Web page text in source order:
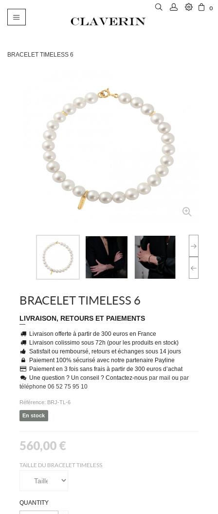
0
Basculer
BRACELET TIMELESS 6
BRACELET TIMELESS 6
LIVRAISON, RETOURS ET PAIEMENTS
Livraison offerte à partir de 300 euros en France
Livraison colissimo sous 72h (pour les produits en stock)
Satisfait ou remboursé, retours et échanges sous 14 jours
Paiement 100% sécurisé avec notre partenaire Payline
Paiement en 3 fois sans frais à partir de 300 euros d’achat
Une question ? Un conseil ? Contactez-nous par mail ou par
téléphone 06 52 75 95 10
Référence: BRJ-TL-6
En stock
560,00 €
TAILLE DU BRACELET TIMELESS
QUANTITY